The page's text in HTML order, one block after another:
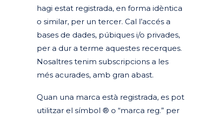
hagi estat registrada, en forma idèntica
o similar, per un tercer. Cal l’accés a
bases de dades, púbiques i/o privades,
per a dur a terme aquestes recerques.
Nosaltres tenim subscripcions a les
més acurades, amb gran abast.
Quan una marca està registrada, es pot
utilitzar el símbol ® o “marca reg.” per